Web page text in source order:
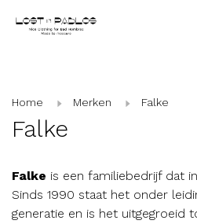
Home Merken Falke
Falke
Falke is een familiebedrijf dat
Sinds 1990 staat het onder
generatie en is het uitgegroeid